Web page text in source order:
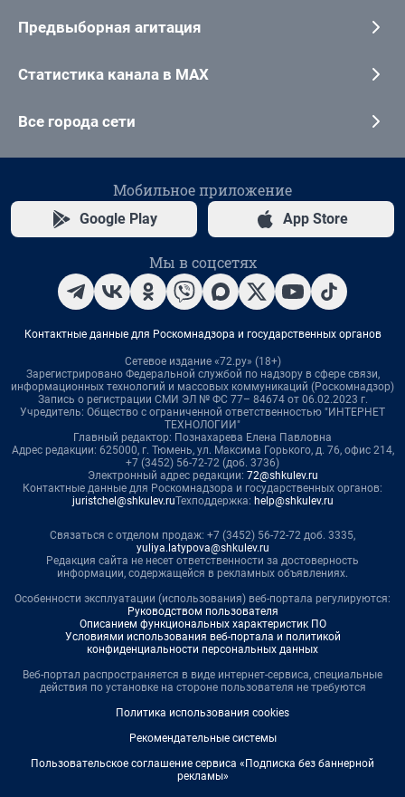
Предвыборная агитация
Статистика канала в MAX
Все города сети
Мобильное приложение
Google Play App Store
Мы в соцсетях
Контактные данные для Роскомнадзора и государственных органов
Сетевое издание «72.ру» (18+)
Зарегистрировано Федеральной службой по надзору в сфере связи,
информационных технологий и массовых коммуникаций (Роскомнадзор)
Запись о регистрации СМИ ЭЛ № ФС 77– 84674 от 06.02.2023 г.
Учредитель: Общество с ограниченной ответственностью "ИНТЕРНЕТ
ТЕХНОЛОГИИ"
Главный редактор: Познахарева Елена Павловна
Адрес редакции: 625000, г. Тюмень, ул. Максима Горького, д. 76, офис 214,
+7 (3452) 56-72-72 (доб. 3736)
Электронный адрес редакции: 72@shkulev.ru
Контактные данные для Роскомнадзора и государственных органов:
juristchel@shkulev.ruТехподдержка: help@shkulev.ru
Связаться с отделом продаж: +7 (3452) 56-72-72 доб. 3335,
yuliya.latypova@shkulev.ru
Редакция сайта не несет ответственности за достоверность
информации, содержащейся в рекламных объявлениях.
Особенности эксплуатации (использования) веб-портала регулируются:
Руководством пользователя
Описанием функциональных характеристик ПО
Условиями использования веб-портала и политикой
конфиденциальности персональных данных
Веб-портал распространяется в виде интернет-сервиса, специальные
действия по установке на стороне пользователя не требуются
Политика использования cookies
Рекомендательные системы
Пользовательское соглашение сервиса «Подписка без баннерной
рекламы»